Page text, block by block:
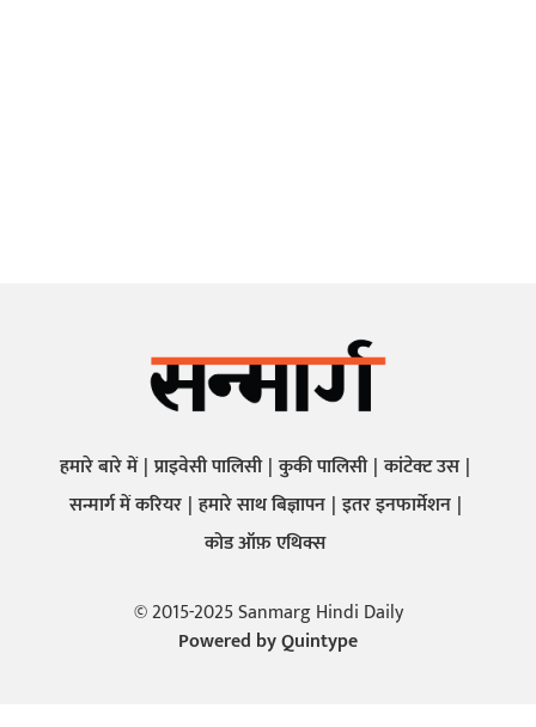
हमारे बारे में प्राइवेसी पालिसी कुकी पालिसी कांटेक्ट उस
सन्मार्ग में करियर हमारे साथ बिज्ञापन इतर इनफार्मेशन
कोड ऑफ़ एथिक्स
© 2015-2025 Sanmarg Hindi Daily
Powered byQuintype